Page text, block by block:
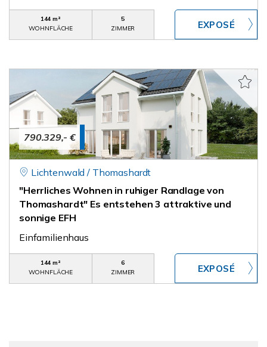
144 m²
WOHNFLÄCHE
5
ZIMMER
790.329,- €
Lichtenwald / Thomashardt
"Herrliches Wohnen in ruhiger Randlage von
Thomashardt" Es entstehen 3 attraktive und
sonnige EFH
Einfamilienhaus
144 m²
WOHNFLÄCHE
6
ZIMMER